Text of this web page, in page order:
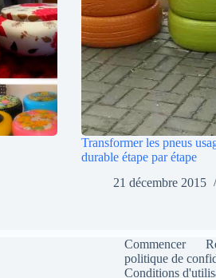
Transformer les pneus
durable étape par étape
21 décembre 2015
Commencer
politique de
Conditions